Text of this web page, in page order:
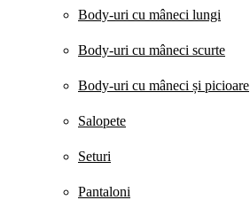
Body-uri cu mâneci lungi
Body-uri cu mâneci scurte
Body-uri cu mâneci și picioare
Salopete
Seturi
Pantaloni